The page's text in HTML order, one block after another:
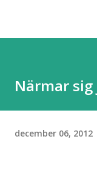
Närmar
december 06, 2012